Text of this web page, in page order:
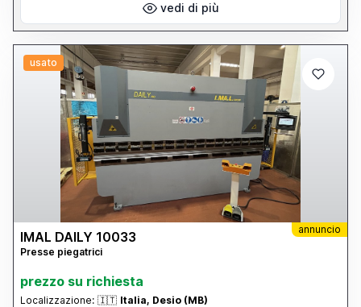
vedi di più
usato
annuncio
IMAL DAILY 10033
Presse piegatrici
prezzo su richiesta
Localizzazione: 🇮🇹 Italia, Desio (MB)